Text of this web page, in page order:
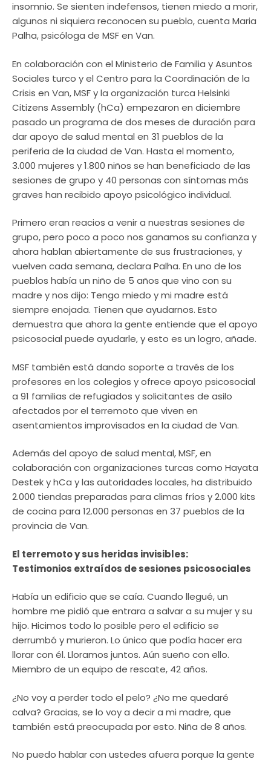
insomnio. Se sienten indefensos, tienen miedo a morir,
algunos ni siquiera reconocen su pueblo, cuenta Maria
Palha, psicóloga de MSF en Van.
En colaboración con el Ministerio de Familia y Asuntos
Sociales turco y el Centro para la Coordinación de la
Crisis en Van, MSF y la organización turca Helsinki
Citizens Assembly (hCa) empezaron en diciembre
pasado un programa de dos meses de duración para
dar apoyo de salud mental en 31 pueblos de la
periferia de la ciudad de Van. Hasta el momento,
3.000 mujeres y 1.800 niños se han beneficiado de las
sesiones de grupo y 40 personas con síntomas más
graves han recibido apoyo psicológico individual.
Primero eran reacios a venir a nuestras sesiones de
grupo, pero poco a poco nos ganamos su confianza y
ahora hablan abiertamente de sus frustraciones, y
vuelven cada semana, declara Palha. En uno de los
pueblos había un niño de 5 años que vino con su
madre y nos dijo: Tengo miedo y mi madre está
siempre enojada. Tienen que ayudarnos. Esto
demuestra que ahora la gente entiende que el apoyo
psicosocial puede ayudarle, y esto es un logro, añade.
MSF también está dando soporte a través de los
profesores en los colegios y ofrece apoyo psicosocial
a 91 familias de refugiados y solicitantes de asilo
afectados por el terremoto que viven en
asentamientos improvisados en la ciudad de Van.
Además del apoyo de salud mental, MSF, en
colaboración con organizaciones turcas como Hayata
Destek y hCa y las autoridades locales, ha distribuido
2.000 tiendas preparadas para climas fríos y 2.000 kits
de cocina para 12.000 personas en 37 pueblos de la
provincia de Van.
El terremoto y sus heridas invisibles:
Testimonios extraídos de sesiones psicosociales
Había un edificio que se caía. Cuando llegué, un
hombre me pidió que entrara a salvar a su mujer y su
hijo. Hicimos todo lo posible pero el edificio se
derrumbó y murieron. Lo único que podía hacer era
llorar con él. Lloramos juntos. Aún sueño con ello.
Miembro de un equipo de rescate, 42 años.
¿No voy a perder todo el pelo? ¿No me quedaré
calva? Gracias, se lo voy a decir a mi madre, que
también está preocupada por esto. Niña de 8 años.
No puedo hablar con ustedes afuera porque la gente